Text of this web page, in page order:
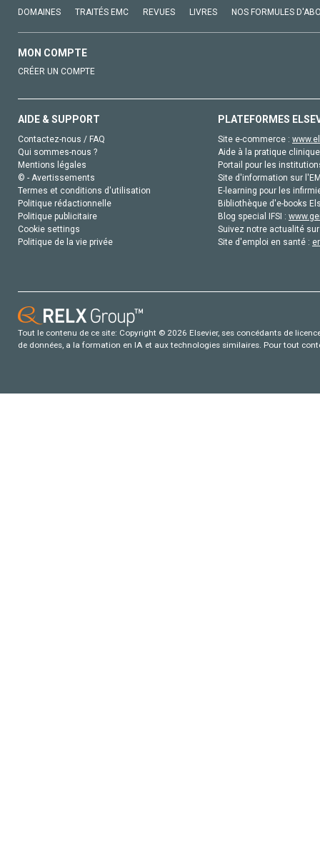
DOMAINES TRAITÉS EMC REVUES LIVRES NOS FORMULES
MON COMPTE
CRÉER UN COMPTE
AIDE & SUPPORT
Contactez-nous / FAQ
Qui sommes-nous ?
Mentions légales
© - Avertissements
Termes et conditions d'utilisation
Politique rédactionnelle
Politique publicitaire
Cookie settings
Politique de la vie privée
PLATEFORMES
Site e-commerce :
Aide à la pratique
Portail pour les
Site d'information sur
E-learning pour les
Bibliothèque d'e-books
Blog special IFSI :
Suivez notre actualité
Site d'emploi en santé :
Tout le contenu de ce site: Copyright © 2026 Elsevier, ses concédants de
de données, a la formation en IA et aux technologies similaires. Pour tout